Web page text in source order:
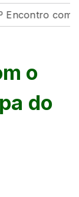
com as
o
do